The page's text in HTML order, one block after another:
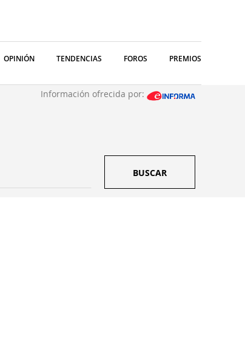
OPINIÓN TENDENCIAS FOROS PREMIOS
Información ofrecida por:
BUSCAR